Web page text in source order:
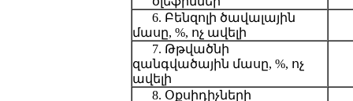
6. Բենզոլի ծավալային
մասը, %, ոչ ավելի
7. Թթվածնի
զանգվածային մասը, %, ոչ
ավելի
8. Օքսիդիչների